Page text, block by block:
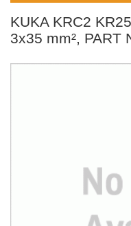
KUKA KRC2
3x35 mm², PART